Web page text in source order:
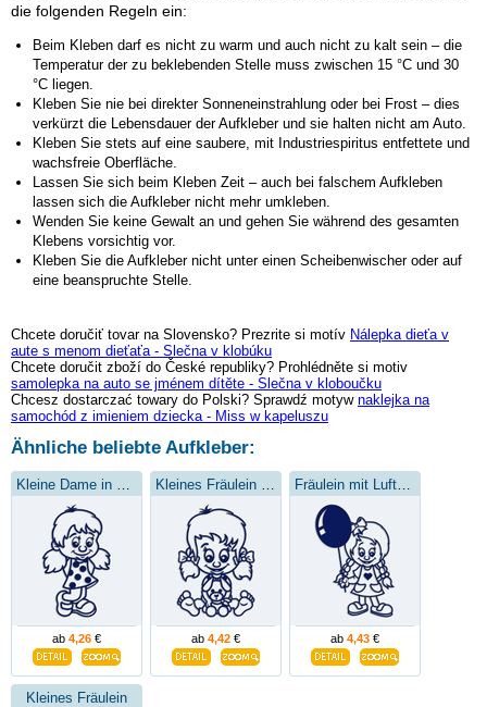
die folgenden Regeln ein:
Beim Kleben darf es nicht zu warm und auch nicht zu kalt sein – die
Temperatur der zu beklebenden Stelle muss zwischen 15 °C und 30
°C liegen.
Kleben Sie nie bei direkter Sonneneinstrahlung oder bei Frost – dies
verkürzt die Lebensdauer der Aufkleber und sie halten nicht am Auto.
Kleben Sie stets auf eine saubere, mit Industriespiritus entfettete und
wachsfreie Oberfläche.
Lassen Sie sich beim Kleben Zeit – auch bei falschem Aufkleben
lassen sich die Aufkleber nicht mehr umkleben.
Wenden Sie keine Gewalt an und gehen Sie während des gesamten
Klebens vorsichtig vor.
Kleben Sie die Aufkleber nicht unter einen Scheibenwischer oder auf
eine beanspruchte Stelle.
Chcete doručiť tovar na Slovensko? Prezrite si motív Nálepka dieťa v
aute s menom dieťaťa - Slečna v klobúku
Chcete doručit zboží do České republiky? Prohlédněte si motiv
samolepka na auto se jménem dítěte - Slečna v kloboučku
Chcesz dostarczać towary do Polski? Sprawdź motyw naklejka na
samochód z imieniem dziecka - Miss w kapeluszu
Ähnliche beliebte Aufkleber:
ab 4,26 € ab 4,42 € ab 4,43 €
Kleines Fräulein